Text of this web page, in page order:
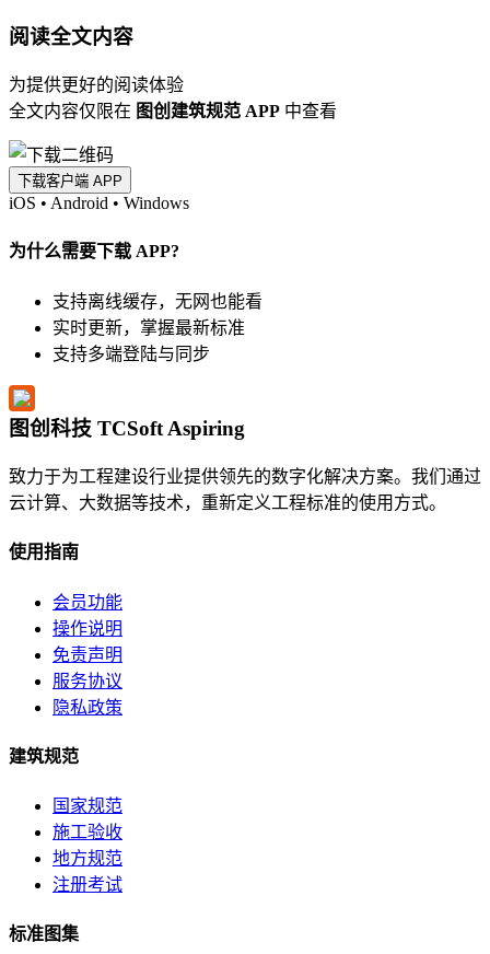
阅读全文内容
为提供更好的阅读体验
全文内容仅限在 图创建筑规范 APP 中查看
下载客户端 APP
iOS • Android • Windows
为什么需要下载 APP?
支持离线缓存，无网也能看
实时更新，掌握最新标准
支持多端登陆与同步
图创科技 TCSoft Aspiring
致力于为工程建设行业提供领先的数字化解决方案。我们通过
云计算、大数据等技术，重新定义工程标准的使用方式。
使用指南
会员功能
操作说明
免责声明
服务协议
隐私政策
建筑规范
国家规范
施工验收
地方规范
注册考试
标准图集